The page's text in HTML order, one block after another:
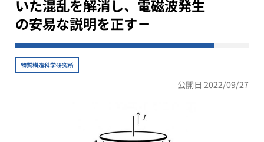
いた混乱を解消し、電磁波発生
の安易な説明を正す－
物質構造科学研究所
公開日 2022/09/27